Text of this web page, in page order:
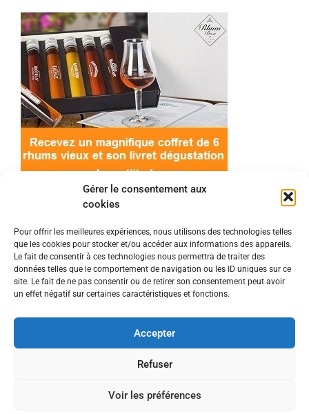
Gérer le consentement aux
cookies
Pour offrir les meilleures expériences, nous utilisons des technologies telles
que les cookies pour stocker et/ou accéder aux informations des appareils.
Le fait de consentir à ces technologies nous permettra de traiter des
données telles que le comportement de navigation ou les ID uniques sur ce
site. Le fait de ne pas consentir ou de retirer son consentement peut avoir
un effet négatif sur certaines caractéristiques et fonctions.
Accepter
Refuser
Voir les préférences
© 2022 Meilleur-rhum.net - Tous droits réservés
Mentions légales-Politique de cookies
consommer avec modération.
En tant que Partenaire Amazon, je réalise un
requises.